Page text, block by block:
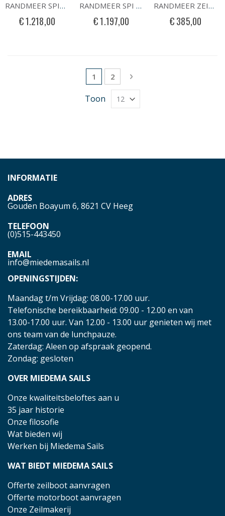
RANDMEER SPINNAKER RACE HORIZONTAAL
€ 1.218,00
RANDMEER SPI RADIAL HEAD-STANDAARD
€ 1.197,00
RANDMEER ZEILHUIK
€ 385,00
Pagina
U lees momenteel pagina
1 Pagina
2 Pagina
Volgende
Toon
INFORMATIE
ADRES
Gouden Boayum 6, 8621 CV Heeg
TELEFOON
(0)515-443450
EMAIL
info@miedemasails.nl
OPENINGSTIJDEN:
Maandag t/m Vrijdag: 08.00-17.00 uur.
Telefonische bereikbaarheid: 09.00 - 12.00 en van
13.00-17.00 uur. Van 12.00 - 13.00 uur genieten wij met
ons team van de lunchpauze.
Zaterdag: Aleen op afspraak geopend.
Zondag: gesloten
OVER MIEDEMA SAILS
Onze kwaliteitsbeloftes aan u
35 jaar historie
Onze filosofie
Wat bieden wij
Werken bij Miedema Sails
WAT BIEDT MIEDEMA SAILS
Offerte zeilboot aanvragen
Offerte motorboot aanvragen
Onze Zeilmakerij